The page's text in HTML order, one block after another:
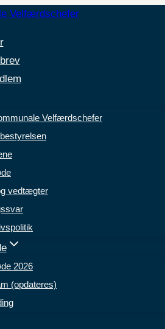
Velfærdschefer
vedtægter
2026
(opdateres)